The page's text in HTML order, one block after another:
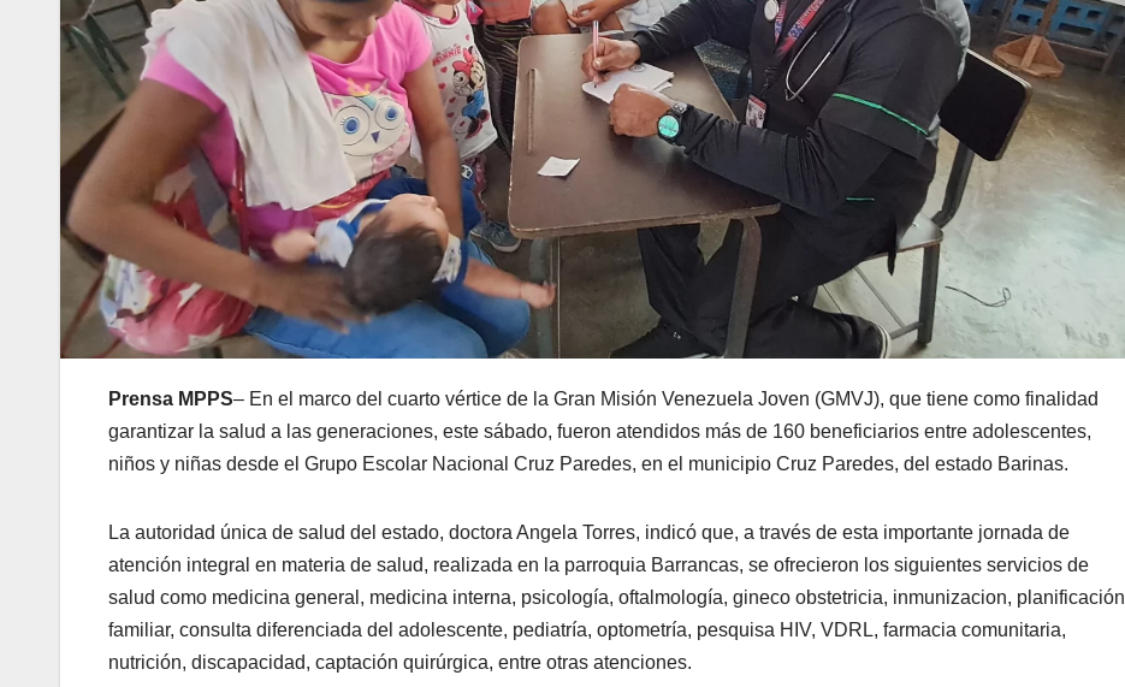
Prensa MPPS– En el marco del cuarto vértice de la Gran Misión Venezuela Joven (GMVJ), que tiene como finalidad
garantizar la salud a las generaciones, este sábado, fueron atendidos más de 160 beneficiarios entre adolescentes,
niños y niñas desde el Grupo Escolar Nacional Cruz Paredes, en el municipio Cruz Paredes, del estado Barinas.
La autoridad única de salud del estado, doctora Angela Torres, indicó que, a través de esta importante jornada de
atención integral en materia de salud, realizada en la parroquia Barrancas, se ofrecieron los siguientes servicios de
salud como medicina general, medicina interna, psicología, oftalmología, gineco obstetricia, inmunizacion, planificación
familiar, consulta diferenciada del adolescente, pediatría, optometría, pesquisa HIV, VDRL, farmacia comunitaria,
nutrición, discapacidad, captación quirúrgica, entre otras atenciones.